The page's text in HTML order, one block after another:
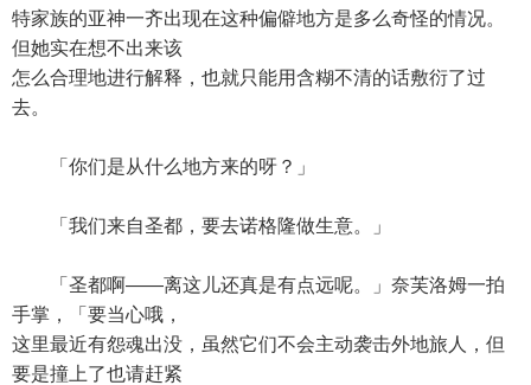
特家族的亚神一齐出现在这种偏僻地方是多么奇怪的情况。
但她实在想不出来该
怎么合理地进行解释，也就只能用含糊不清的话敷衍了过
去。
「你们是从什么地方来的呀？」
「我们来自圣都，要去诺格隆做生意。」
「圣都啊——离这儿还真是有点远呢。」奈芙洛姆一拍
手掌，「要当心哦，
这里最近有怨魂出没，虽然它们不会主动袭击外地旅人，但
要是撞上了也请赶紧